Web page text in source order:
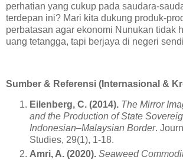
perhatian yang cukup pada saudara-
terdepan ini? Mari kita dukung produk-
perbatasan agar ekonomi Nunukan tidak
uang tetangga, tapi berjaya di negeri
Sumber & Referensi (Internasional &
Eilenberg, C. (2014). The Mirror
and the Production of State
Indonesian–Malaysian Border.
Studies, 29(1), 1-18.
Amri, A. (2020). Seaweed